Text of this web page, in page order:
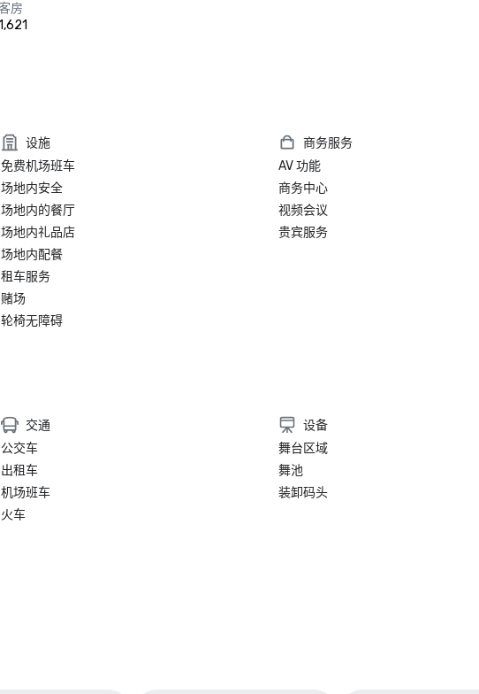
房
设施
免费机场班车
场地内安全
场地内的餐厅
场地内礼品店
场地内配餐
租车服务
赌场
轮椅无障碍
商务服务
AV 功能
商务中心
视频会议
贵宾服务
交通
公交车
出租车
机场班车
火车
设备
舞台区域
舞池
装卸码头